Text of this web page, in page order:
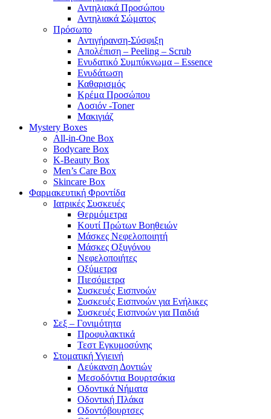
Αντηλιακά Προσώπου
Αντηλιακά Σώματος
Πρόσωπο
Αντιγήρανση-Σύσφιξη
Απολέπιση – Peeling – Scrub
Ενυδατικό Συμπύκνωμα – Essence
Ενυδάτωση
Καθαρισμός
Κρέμα Προσώπου
Λοσιόν -Toner
Μακιγιάζ
Mystery Boxes
All-in-One Box
Bodycare Box
K-Beauty Box
Men’s Care Box
Skincare Box
Φαρμακευτική Φροντίδα
Ιατρικές Συσκευές
Θερμόμετρα
Κουτί Πρώτων Βοηθειών
Μάσκες Νεφελοποιητή
Μάσκες Οξυγόνου
Νεφελοποιήτες
Οξύμετρα
Πιεσόμετρα
Συσκευές Εισπνοών
Συσκευές Εισπνοών για Ενήλικες
Συσκευές Εισπνοών για Παιδιά
Σεξ – Γονιμότητα
Προφυλακτικά
Τεστ Εγκυμοσύνης
Στοματική Υγιεινή
Λεύκανση Δοντιών
Μεσοδόντια Βουρτσάκια
Οδοντικά Νήματα
Οδοντική Πλάκα
Οδοντόβουρτσες